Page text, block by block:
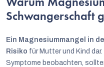
Warum
Schwangerschaft
Ein Magnesiummangel in
Risiko für Mutter und Kind
Symptome beobachten,